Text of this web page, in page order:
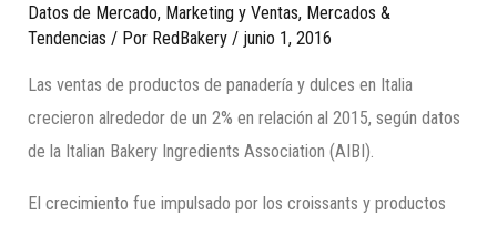
Datos de Mercado, Marketing y Ventas, Mercados &
Tendencias / Por RedBakery / junio 1, 2016
Las ventas de productos de panadería y dulces en Italia
crecieron alrededor de un 2% en relación al 2015, según datos
de la Italian Bakery Ingredients Association (AIBI).
El crecimiento fue impulsado por los croissants y productos